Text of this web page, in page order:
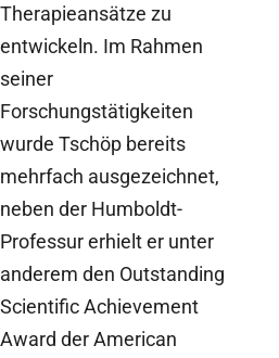
Therapieansätze zu
entwickeln. Im Rahmen
seiner
Forschungstätigkeiten
wurde Tschöp bereits
mehrfach ausgezeichnet,
neben der Humboldt-
Professur erhielt er unter
anderem den Outstanding
Scientific Achievement
Award der American